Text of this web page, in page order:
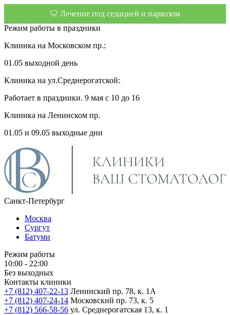
🦷 Лечение под седацией и наркозом
Режим работы в праздники
Клиника на Московском пр.:
01.05 выходной день
Клиника на ул.Среднерогатской:
Работает в праздники. 9 мая с 10 до 16
Клиника на Ленинском пр.
01.05 и 09.05 выходные дни
Санкт-Петербург
Москва
Сургут
Батуми
Режим работы
10:00 - 22:00
Без выходных
Контакты клиники
+7 (812) 407-22-13 Ленинский пр. 78, к. 1А
+7 (812) 407-24-14 Московский пр. 73, к. 5
+7 (812) 566-58-56 ул. Среднерогатская 13, к. 1